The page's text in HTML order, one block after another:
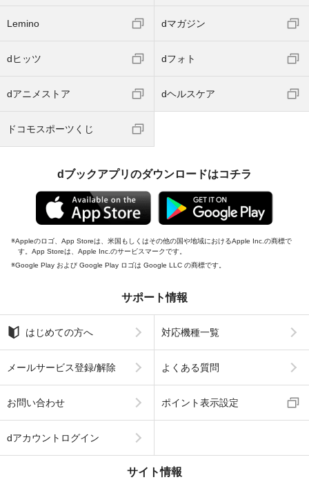
Lemino dマガジン
dヒッツ dフォト
dアニメストア dヘルスケア
ドコモスポーツくじ
dブックアプリのダウンロードはコチラ
Appleのロゴ、App Storeは、米国もしくはその他の国や地域におけるApple Inc.の商標で
す。App Storeは、Apple Inc.のサービスマークです。
Google Play および Google Play ロゴは Google LLC の商標です。
サポート情報
はじめての方へ 対応機種一覧
メールサービス登録/解除 よくある質問
お問い合わせ ポイント表示設定
dアカウントログイン
サイト情報